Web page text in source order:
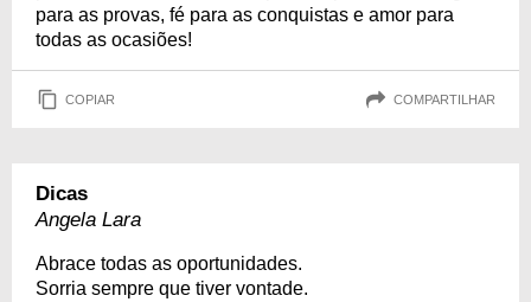
para as provas, fé para as conquistas e amor para
todas as ocasiões!
COPIAR COMPARTILHAR
Dicas
Angela Lara
Abrace todas as oportunidades.
Sorria sempre que tiver vontade.